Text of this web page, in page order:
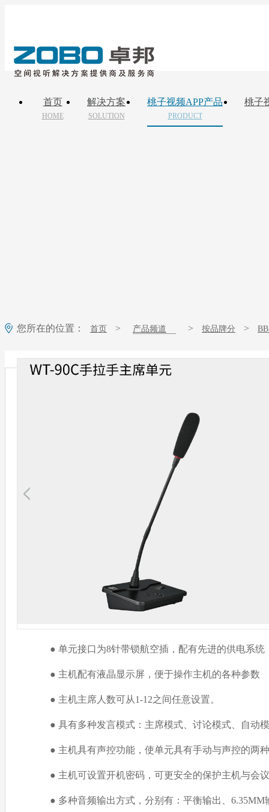
首页
HOME
解决方案
SOLUTION
桃子视频APP产品
PRODUCT
桃子
您所在的位置： 首页 > 产品频道 > 按品牌分 >
● 单元接口为8针带锁航空插，配有先进的供电系统
● 主机配有液晶显示屏，便于操作主机的各种参数
● 主机主席人数可从1-12之间任意设置。
● 具有多种发言模式：主席模式、讨论模式、自动
● 主机具有声控功能，使单元具有手动与声控的两种打
● 主机可设置开机密码，可更安全的保护主机与会议
● 多种音频输出方式，分别有：平衡输出、